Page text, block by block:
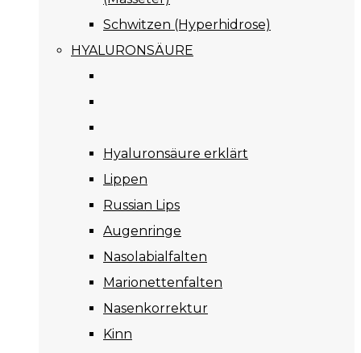
Schwitzen (Hyperhidrose)
HYALURONSÄURE
Hyaluronsäure erklärt
Lippen
Russian Lips
Augenringe
Nasolabialfalten
Marionettenfalten
Nasenkorrektur
Kinn